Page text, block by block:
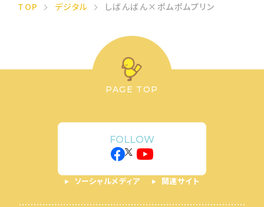
TOP デジタル しばんばん×ポムポムプリン
PAGE TOP
FOLLOW
ソーシャルメディア 関連サイト